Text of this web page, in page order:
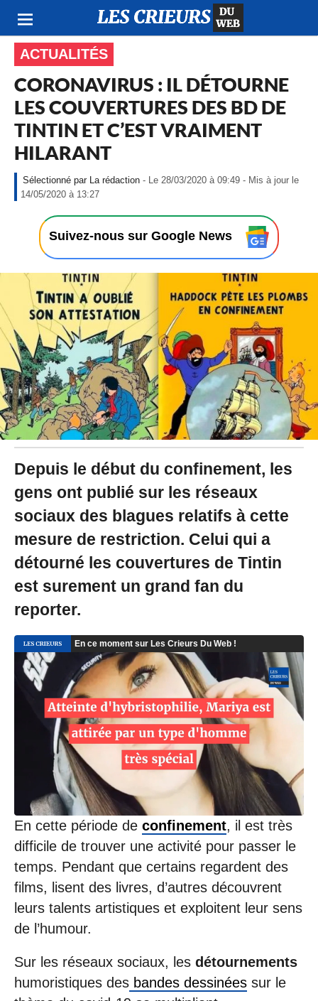
ACTUALITÉS
CORONAVIRUS : IL DÉTOURNE
LES COUVERTURES DES BD DE
TINTIN ET C’EST VRAIMENT
HILARANT
La rédaction - Le 28/03/2020 à 09:49 - Mis à jour le
14/05/2020 à 13:27
2
/
0
/
2
0
2
0
à
0
9
:
4
-
M
i
s
j
u
r
l
e
0
5
/
2
2
0
à
1
:
2
7
Suivez-nous sur Google News
Depuis le début du confinement, les
gens ont publié sur les réseaux
sociaux des blagues relatifs à cette
mesure de restriction. Celui qui a
détourné les couvertures de Tintin
est surement un grand fan du
reporter.
En cette période de confinement, il est très
difficile de trouver une activité pour passer le
temps. Pendant que certains regardent des
films, lisent des livres, d’autres découvrent
leurs talents artistiques et exploitent leur sens
de l’humour.
Sur les réseaux sociaux, les détournements
humoristiques des bandes dessinées sur le